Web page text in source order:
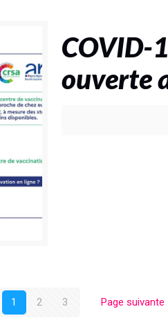
COVID-
ouverte
1 2 3 Page suivante